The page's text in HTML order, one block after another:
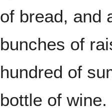
of bread, and
bunches of
hundred of
bottle of wine.